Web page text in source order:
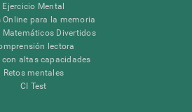
Ejercicio Mental
Online para la memoria
Matemáticos Divertidos
lectora
con altas capacidades
Retos mentales
CI Test